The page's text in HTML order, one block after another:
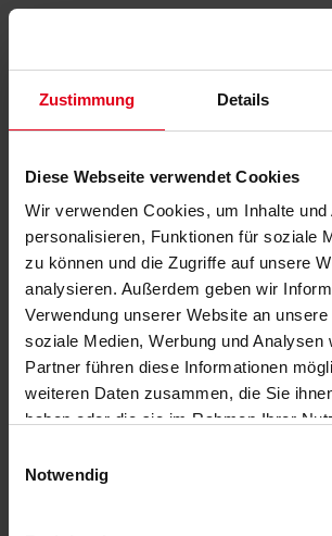
Zustimmung Details
Diese Webseite verwendet Cookies
Wir verwenden Cookies, um Inhalte und
personalisieren, Funktionen für soziale
zu können und die Zugriffe auf unsere
analysieren. Außerdem geben wir
Verwendung unserer Website an
soziale Medien, Werbung und Analysen
Partner führen diese Informationen
weiteren Daten zusammen, die Sie
haben oder die sie im Rahmen Ihrer
Notwendig